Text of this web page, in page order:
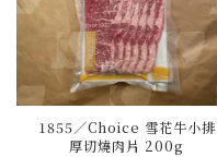
1855／Choice 雪花牛小排
厚切燒肉片 200g